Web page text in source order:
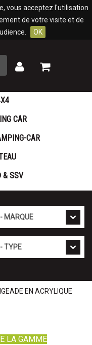
vous acceptez l'utilisation
de votre visite et de
OK
Rechercher
Mon
Mon
CAR
CAR
& SSV
EN ACRYLIQUE
LA GAMME